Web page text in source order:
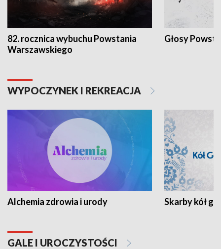
82. rocznica wybuchu Powstania
Warszawskiego
Głosy
WYPOCZYNEK I REKREACJA
Alchemia zdrowia i urody Skarby kół
GALE I UROCZYSTOŚCI